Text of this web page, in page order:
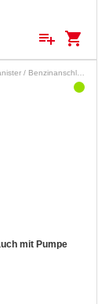
playlist_add shopping_cart
Schläuche / Kanister / Benzinanschlüsse
mit Pumpe